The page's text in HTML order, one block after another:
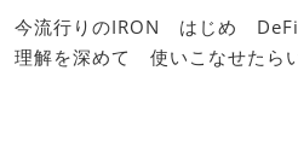
今流行りのIRON はじめ
理解を深めて 使いこなせたら